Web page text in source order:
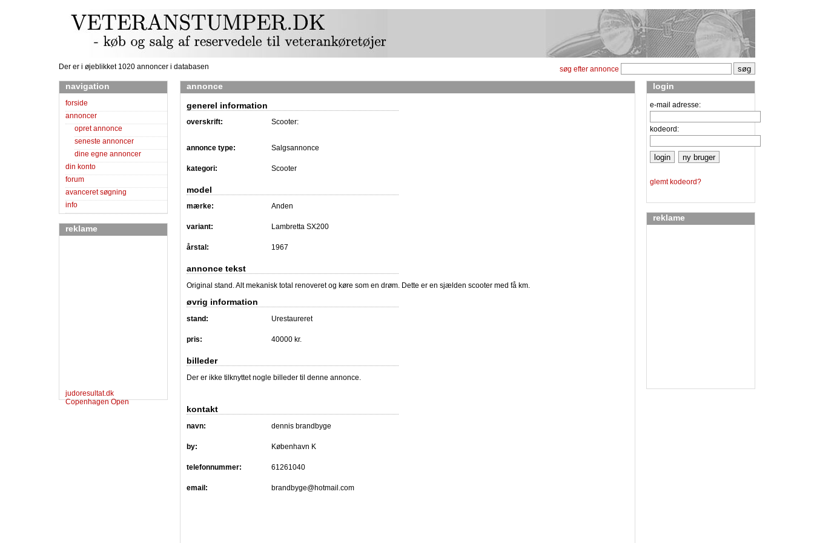
Der er i øjeblikket 1020 annoncer i databasen søg efter annonce
navigation
forside
annoncer
opret annonce
seneste annoncer
dine egne annoncer
din konto
forum
avanceret søgning
info
reklame
judoresultat.dk
Copenhagen Open
login
e-mail adresse:
kodeord:
glemt kodeord?
reklame
annonce
generel information
overskrift: Scooter:
annonce type: Salgsannonce
kategori: Scooter
model
mærke: Anden
variant: Lambretta SX200
årstal: 1967
annonce tekst
Original stand. Alt mekanisk total renoveret og køre som en drøm. Dette er en sjælden scooter med få km.
øvrig information
stand: Urestaureret
pris: 40000 kr.
billeder
Der er ikke tilknyttet nogle billeder til denne annonce.
kontakt
navn: dennis brandbyge
by: København K
telefonnummer: 61261040
email: brandbyge@hotmail.com